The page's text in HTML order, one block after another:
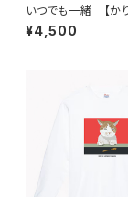
いつでも一緒 【か
コインケース】
¥4,500